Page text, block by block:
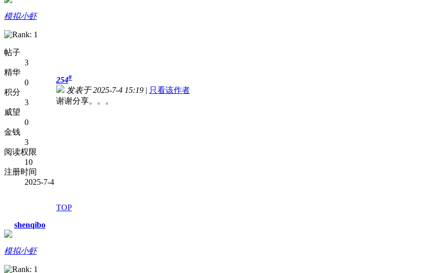
模拟小虾
帖子
3
精华
0
积分
3
威望
0
金钱
3
阅读权限
10
注册时间
2025-7-4
254#
发表于 2025-7-4 15:19 | 只看该作者
谢谢分享。。。
TOP
shenqibo
模拟小虾